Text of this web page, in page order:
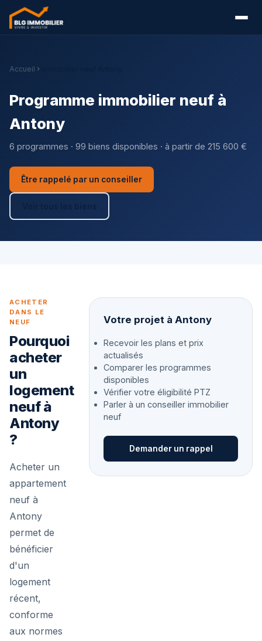
Accueil
Programme immobilier neuf à
Antony
6 programmes · 99 biens disponibles · à partir de 215 600 €
Être rappelé par un conseiller
Voir tous les biens
ACHETER
DANS LE
NEUF
Pourquoi
acheter
un
logement
neuf à
Antony
?
Acheter un
appartement
neuf à
Antony
permet de
bénéficier
d'un
logement
récent,
conforme
aux normes
Votre projet à Antony
Recevoir les plans et prix
actualisés
Comparer les programmes
disponibles
Vérifier votre éligibilité PTZ
Parler à un conseiller immobilier
neuf
Demander un rappel